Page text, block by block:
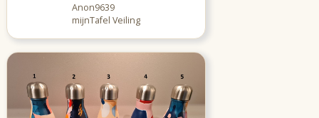
Anon9639
mijnTafel Veiling